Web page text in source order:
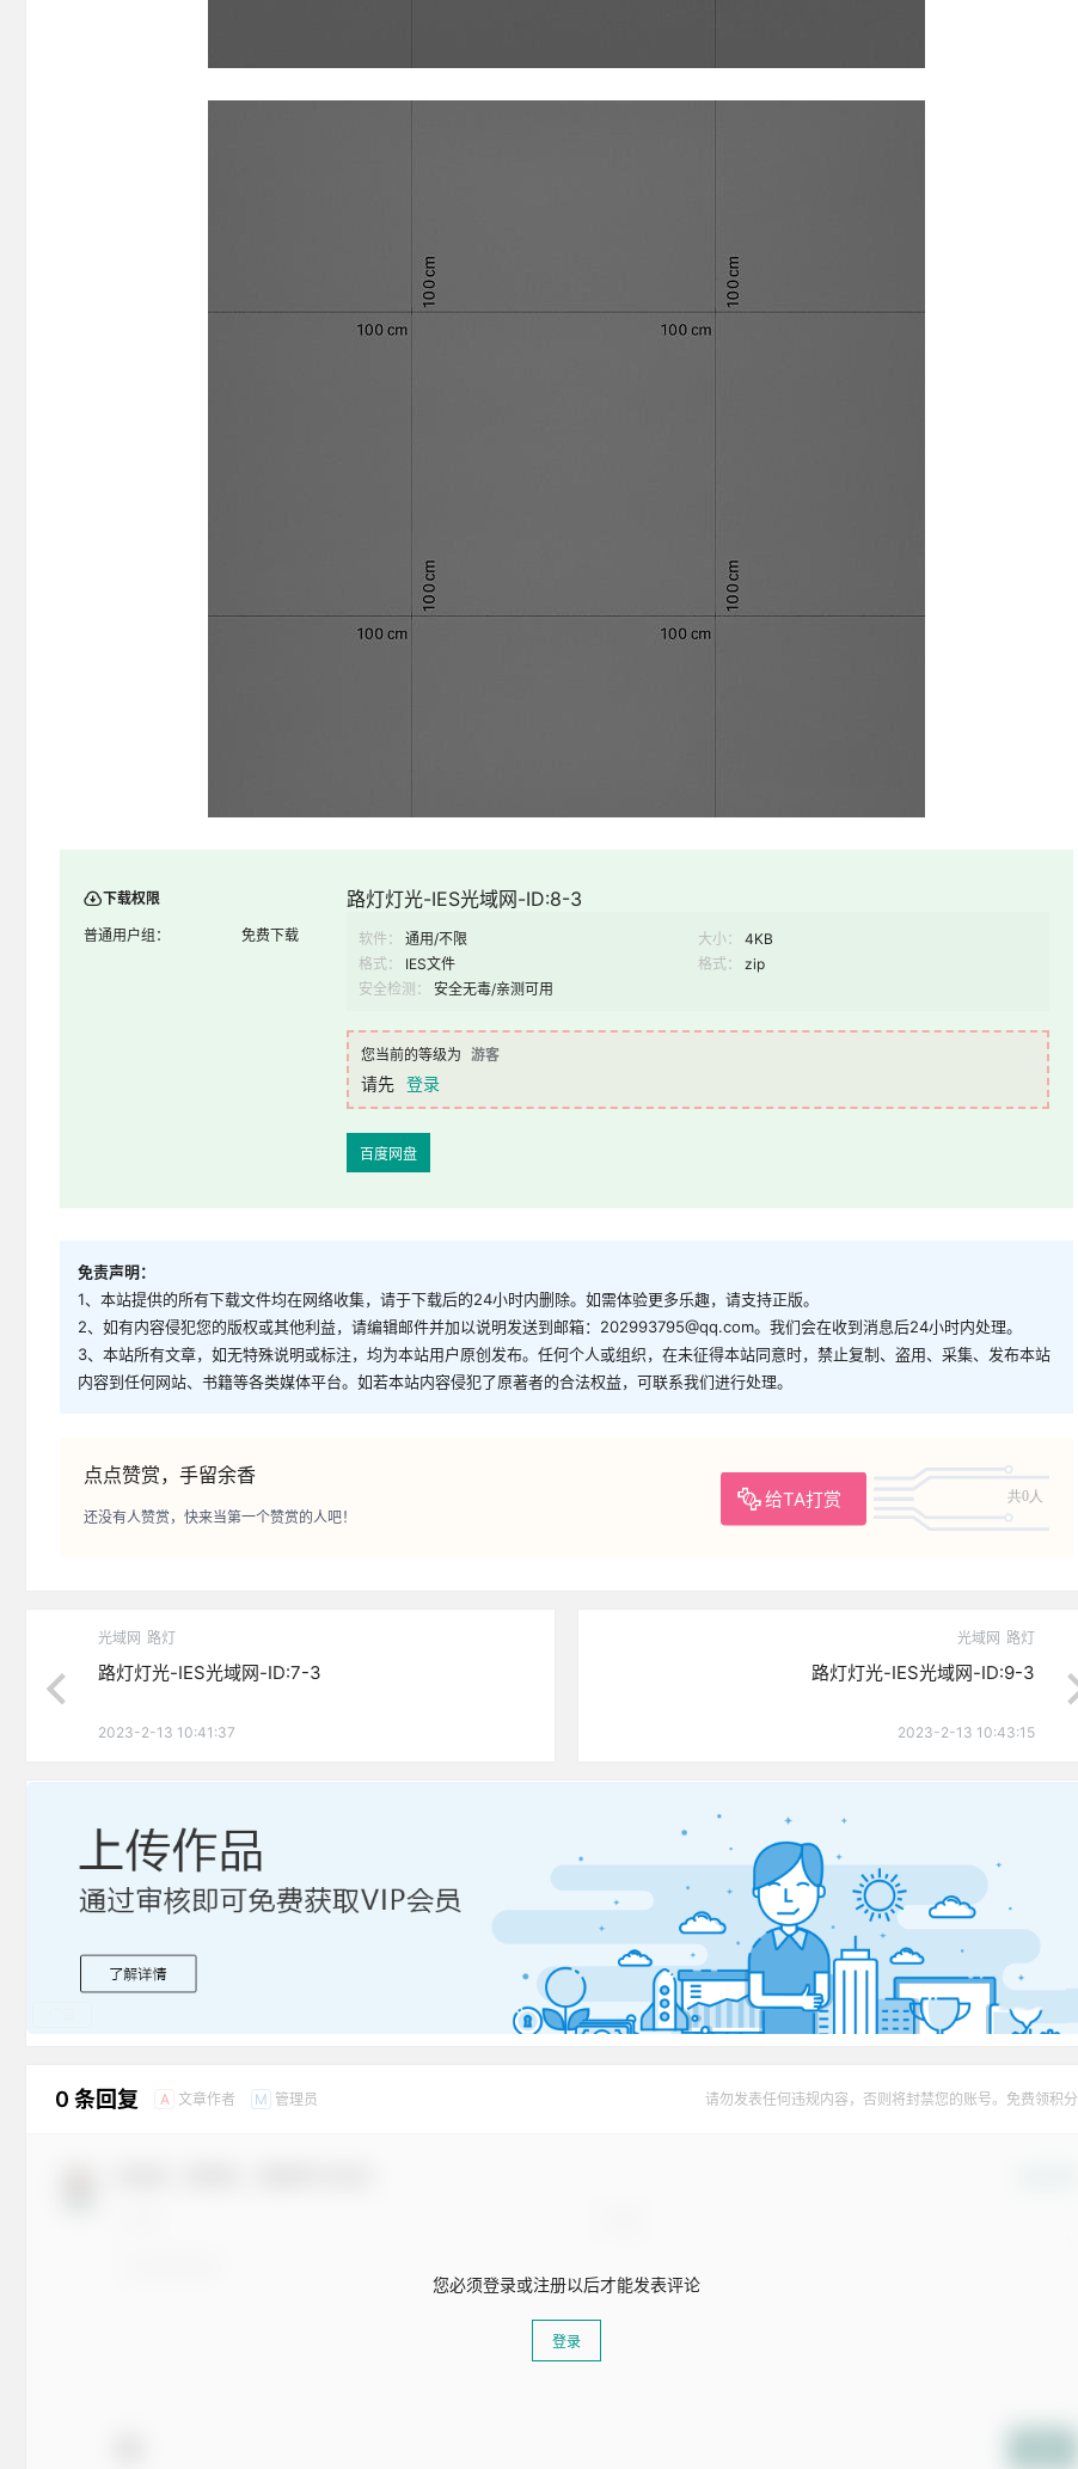
下载权限
普通用户组： 免费下载
路灯灯光-IES光域网-ID:8-3
软件： 通用/不限 大小：
4KB
格式：
IES文件 格式：
zip
安全检测：
安全无毒/亲测可用
您当前的等级为 游客
请先 登录
百度网盘
免责声明：
1、本站提供的所有下载文件均在网络收集，请于下载后的24小时内删除。如需体验更多乐趣，请支持正版。
2、如有内容侵犯您的版权或其他利益，请编辑邮件并加以说明发送到邮箱：202993795@qq.com。我们会在收到消息后24小时内处理。
3、本站所有文章，如无特殊说明或标注，均为本站用户原创发布。任何个人或组织，在未征得本站同意时，禁止复制、盗用、采集、发布本站
内容到任何网站、书籍等各类媒体平台。如若本站内容侵犯了原著者的合法权益，可联系我们进行处理。
点点赞赏，手留余香
给TA打赏 共0人
还没有人赞赏，快来当第一个赞赏的人吧！
光域网 路灯
路灯灯光-IES光域网-ID:7-3
2023-2-13 10:41:37
光域网 路灯
路灯灯光-IES光域网-ID:9-3
2023-2-13 10:43:15
0 条回复 A 文章作者 M 管理员 请勿发表任何违规内容，否则将封禁您的账号。免费领积分
您必须登录或注册以后才能发表评论
登录